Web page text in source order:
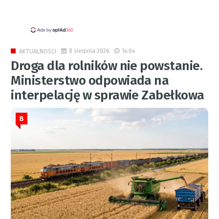
AKTUALNOŚCI 8 sierpnia 2026 14:04
Droga dla rolników nie powstanie.
Ministerstwo odpowiada na
interpelację w sprawie Zabełkowa
8